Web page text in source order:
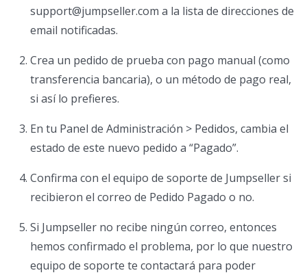
support@jumpseller.com a la lista de direcciones de
email notificadas.
Crea un pedido de prueba con pago manual (como
transferencia bancaria), o un método de pago real,
si así lo prefieres.
En tu Panel de Administración > Pedidos, cambia el
estado de este nuevo pedido a “Pagado”.
Confirma con el equipo de soporte de Jumpseller si
recibieron el correo de Pedido Pagado o no.
Si Jumpseller no recibe ningún correo, entonces
hemos confirmado el problema, por lo que nuestro
equipo de soporte te contactará para poder